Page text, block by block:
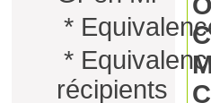
*
*
récipients